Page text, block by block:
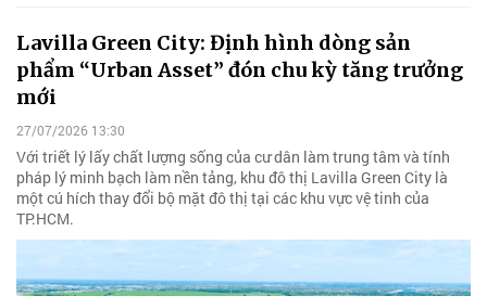
Lavilla Green City: Định hình dòng sản
phẩm “Urban Asset” đón chu kỳ tăng trưởng
mới
27/07/2026 13:30
Với triết lý lấy chất lượng sống của cư dân làm trung tâm và tính
pháp lý minh bạch làm nền tảng, khu đô thị Lavilla Green City là
một cú hích thay đổi bộ mặt đô thị tại các khu vực vệ tinh của
TP.HCM.